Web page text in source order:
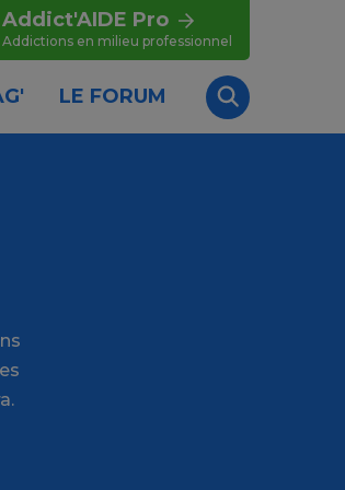
Addict'AIDE Pro
Addictions en milieu professionnel
LE FORUM
Recherche